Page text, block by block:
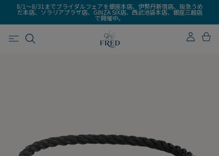
8/1～8/31までブライダルフェアを銀座本店、伊勢丹新宿店、阪急うめ
だ本店、ソラリアプラザ店、GINZA SIX店、西武池袋本店、銀座三越店
で開催中。